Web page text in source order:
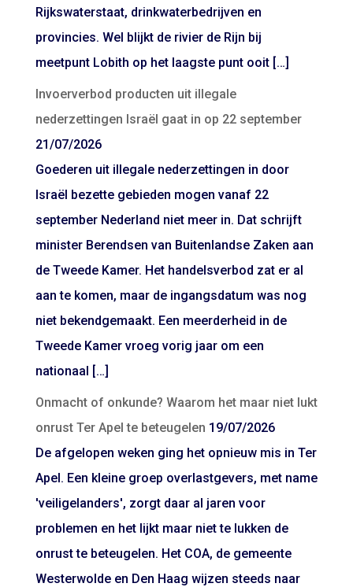
Rijkswaterstaat, drinkwaterbedrijven en
provincies. Wel blijkt de rivier de Rijn bij
meetpunt Lobith op het laagste punt ooit […]
Invoerverbod producten uit illegale
nederzettingen Israël gaat in op 22 september
21/07/2026
Goederen uit illegale nederzettingen in door
Israël bezette gebieden mogen vanaf 22
september Nederland niet meer in. Dat schrijft
minister Berendsen van Buitenlandse Zaken aan
de Tweede Kamer. Het handelsverbod zat er al
aan te komen, maar de ingangsdatum was nog
niet bekendgemaakt. Een meerderheid in de
Tweede Kamer vroeg vorig jaar om een
nationaal […]
Onmacht of onkunde? Waarom het maar niet lukt
onrust Ter Apel te beteugelen 19/07/2026
De afgelopen weken ging het opnieuw mis in Ter
Apel. Een kleine groep overlastgevers, met name
'veiligelanders', zorgt daar al jaren voor
problemen en het lijkt maar niet te lukken de
onrust te beteugelen. Het COA, de gemeente
Westerwolde en Den Haag wijzen steeds naar